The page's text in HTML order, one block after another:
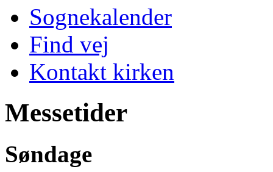
Sognekalender
Find vej
Kontakt kirken
Messetider
Søndage